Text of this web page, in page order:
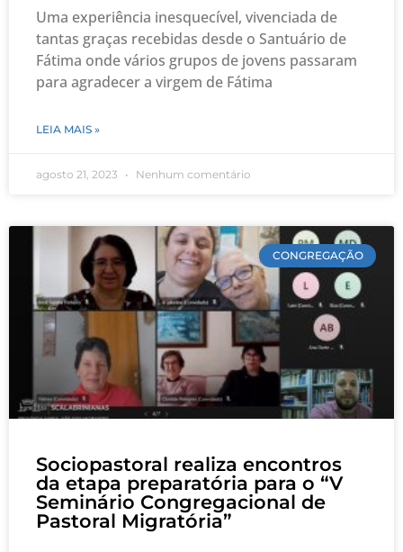
Uma experiência inesquecível, vivenciada de
tantas graças recebidas desde o Santuário de
Fátima onde vários grupos de jovens passaram
para agradecer a virgem de Fátima
LEIA MAIS »
agosto 21, 2023 Nenhum comentário
CONGREGAÇÃO
Sociopastoral realiza encontros
da etapa preparatória para o “V
Seminário Congregacional de
Pastoral Migratória”